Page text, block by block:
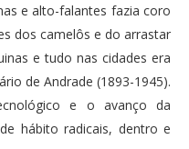
e alto-falantes fazia coro
dos camelôs e do arrastar
e tudo nas cidades era
de Andrade (1893-1945).
e o avanço da
hábito radicais, dentro e